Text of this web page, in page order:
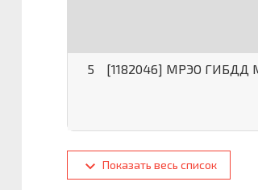
5 [1182046] МРЭО ГИБДД
Показать весь список